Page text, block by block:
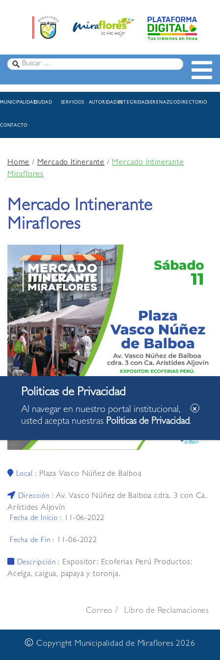
MUNICIPALIDADCIUDAD SERVICIOS AUTORIDADESINTEGRIDADSERENAZGODIRECTORIO
CONTACTO
Home/Mercado Itinerante /Mercado Intinerante
Miraflores
Mercado Intinerante
Miraflores
Local : Plaza Vasco Núñez de Balboa
Dirección :Av. Vasco Núñez de Balboa cdra. 3 con Ca.
Arístides Aljovín
Fecha de Inicio : 11-06-2022
Fecha de Fin : 11-06-2022
Descripción : Expositor: Ecoferias Perú Productos:
Acelga, caigua, papaya y toronja.
Correo Libro de Reclamaciones
© Copyright Municipalidad de Miraflores 2026
Al navegar en nuestro portal institucional,
usted acepta nuestras Politicas de Privacidad.